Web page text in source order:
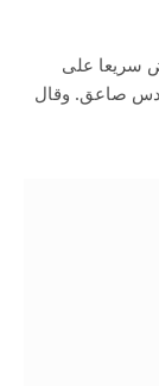
سريعا على
باستخدام مسدس صاعق. وقال